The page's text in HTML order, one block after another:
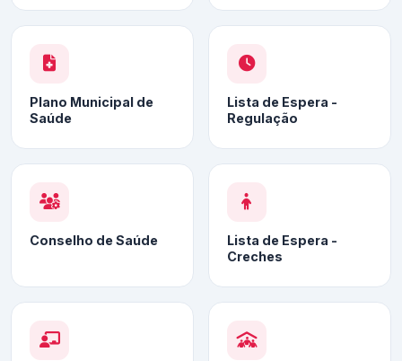
Plano Municipal de
Saúde
Lista de Espera -
Regulação
Conselho de Saúde
Lista de Espera -
Creches